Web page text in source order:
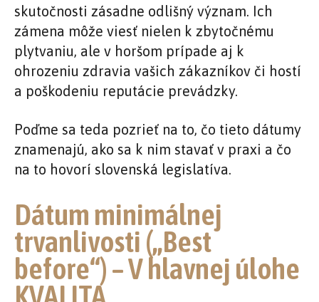
skutočnosti zásadne odlišný význam. Ich
zámena môže viesť nielen k zbytočnému
plytvaniu, ale v horšom prípade aj k
ohrozeniu zdravia vašich zákazníkov či hostí
a poškodeniu reputácie prevádzky.
Poďme sa teda pozrieť na to, čo tieto dátumy
znamenajú, ako sa k nim stavať v praxi a čo
na to hovorí slovenská legislatíva.
Dátum minimálnej
trvanlivosti („Best
before“) – V hlavnej úlohe